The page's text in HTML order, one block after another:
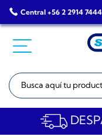
Saltar
al
Central +56 2 2914 7444
Buscar: